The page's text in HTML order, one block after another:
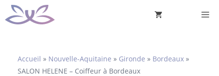
Aller
au
Accueil » Nouvelle-Aquitaine » Gironde » Bordeaux »
SALON HELENE – Coiffeur à Bordeaux